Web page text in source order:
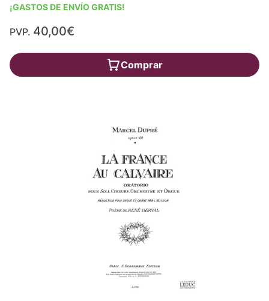
¡GASTOS DE ENVÍO GRATIS!
PVP. 40,00€
Comprar